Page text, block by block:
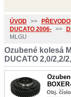
ÚVOD >>
DUCATO 2006- >>
MLGU
Ozubené kolesá
DUCATO 2,0/2,2/
Obj.